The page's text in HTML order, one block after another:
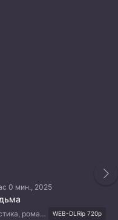
0 мин., 2025
мистика, романтика, драма, сверхъестественное WEB-DLRip 720p